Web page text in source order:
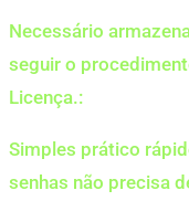
Necessário
seguir o
Licença.:
Simples prático
senhas não precisa